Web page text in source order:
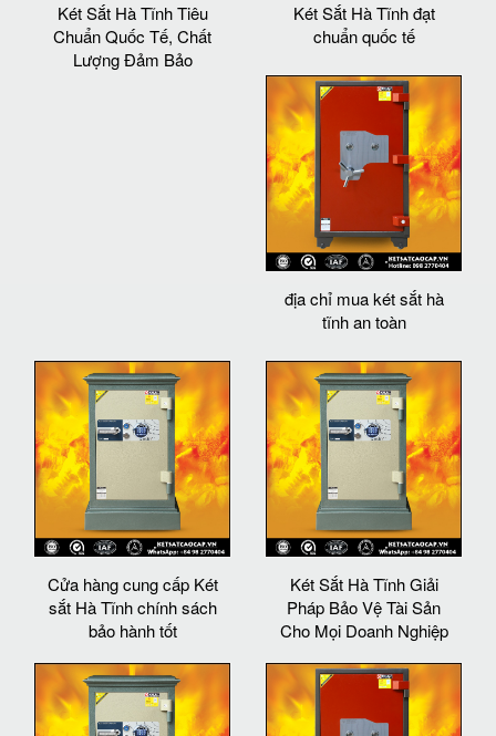
Két Sắt Hà Tĩnh Tiêu
Chuẩn Quốc Tế, Chất
Lượng Đảm Bảo
Két Sắt Hà Tĩnh đạt
chuẩn quốc tế
địa chỉ mua két sắt hà
tĩnh an toàn
Cửa hàng cung cấp Két
sắt Hà Tĩnh chính sách
bảo hành tốt
Két Sắt Hà Tĩnh Giải
Pháp Bảo Vệ Tài Sản
Cho Mọi Doanh Nghiệp